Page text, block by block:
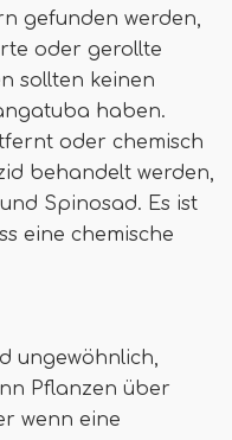
gefunden werden,
oder gerollte
sollten keinen
haben.
oder chemisch
behandelt werden,
und Spinosad. Es ist
eine chemische
ungewöhnlich,
Pflanzen über
wenn eine